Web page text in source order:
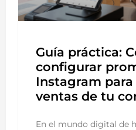
Guía práctica:
configurar
Instagram
ventas de tu
En el mundo digital de